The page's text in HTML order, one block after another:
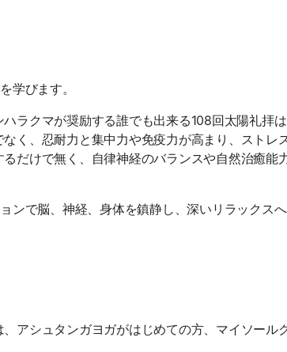
学びます。
ラクマが奨励する誰でも出来る108回太陽礼拝
く、忍耐力と集中力や免疫力が高まり、ストレ
だけで無く、自律神経のバランスや自然治癒能
ンで脳、神経、身体を鎮静し、深いリラックス
アシュタンガヨガがはじめての方、マイソール